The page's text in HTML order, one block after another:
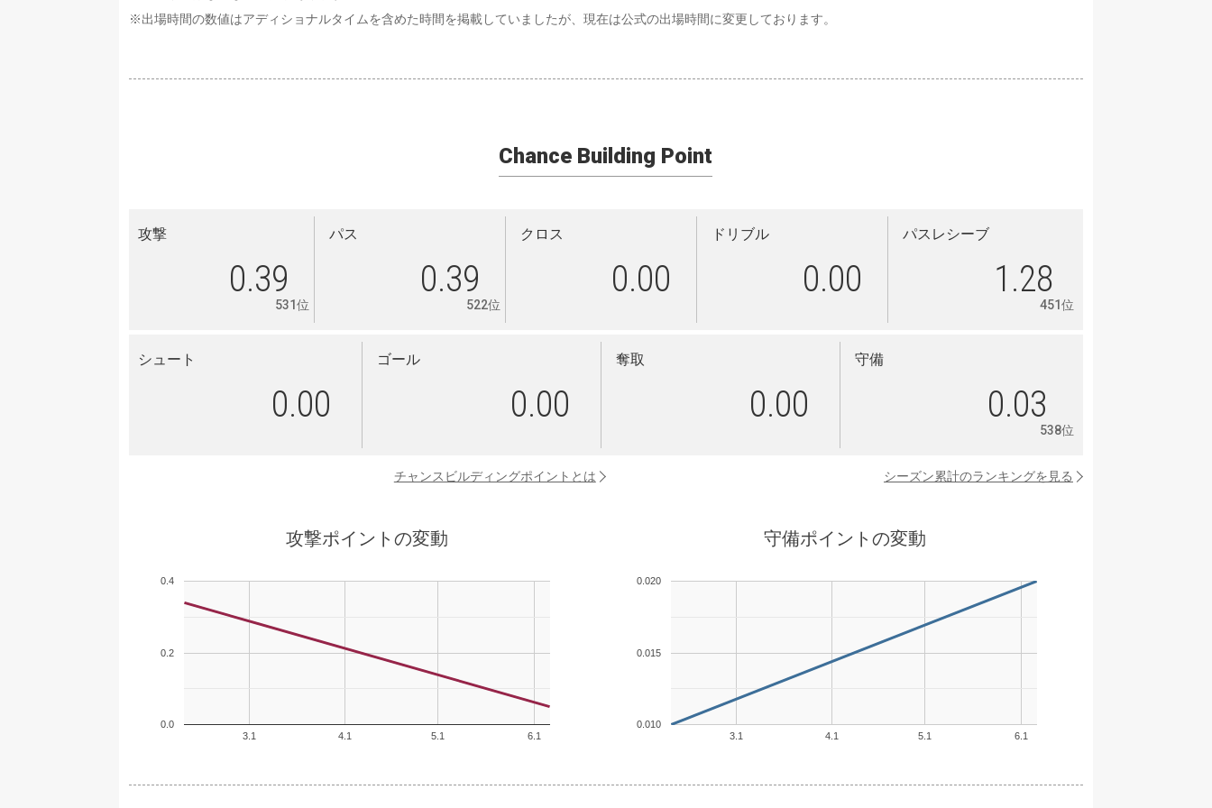
※出場時間の数値はアディショナルタイムを含めた時間を掲載していましたが、現在は公式の出場時間に変更しております。
Chance Building Point
攻撃
0.39
531位
パス
0.39
522位
クロス
0.00
ドリブル
0.00
パスレシーブ
1.28
451位
シュート
0.00
ゴール
0.00
奪取
0.00
守備
0.03
538位
チャンスビルディングポイントとは シーズン累計のランキングを見る
攻撃ポイントの変動
3.1 4.1 5.1 6.1
0.0
0.2
0.4
守備ポイントの変動
3.1 4.1 5.1 6.1
0.010
0.015
0.020